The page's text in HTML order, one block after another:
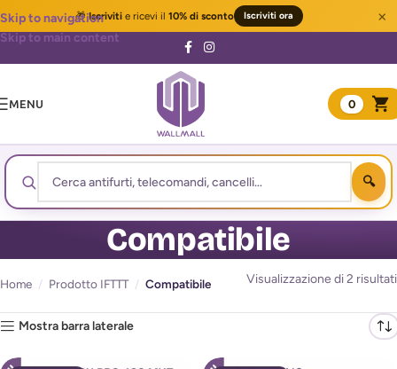
🎁Iscrivitie ricevi il 10% di sconto Iscriviti ora ×
Skip to navigation
Skip to main content
MENU 0
Compatibile
Home / Prodotto IFTTT / Compatibile Visualizzazione di 2 risultati
Mostra barra laterale